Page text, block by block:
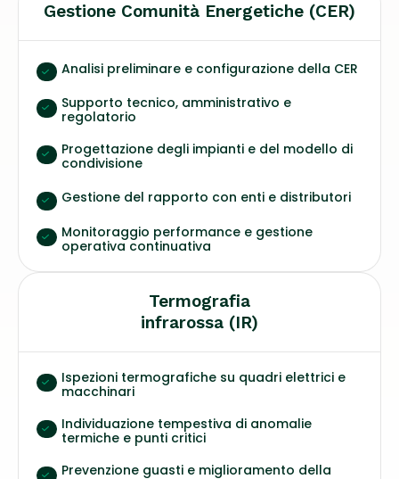
Gestione Comunità Energetiche (CER)
Analisi preliminare e configurazione della CER
Supporto tecnico, amministrativo e
regolatorio
Progettazione degli impianti e del modello di
condivisione
Gestione del rapporto con enti e distributori
Monitoraggio performance e gestione
operativa continuativa
Termografia
infrarossa (IR)
Ispezioni termografiche su quadri elettrici e
macchinari
Individuazione tempestiva di anomalie
termiche e punti critici
Prevenzione guasti e miglioramento della